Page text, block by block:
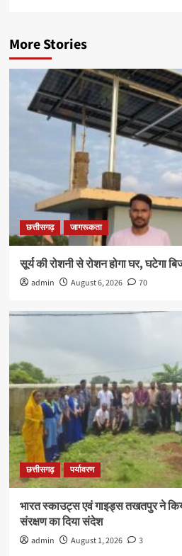
More Stories
छत्तीसगढ़ जागरूकता
सूर्य की रोशनी से रोशन होगा घर, घटेगा
admin August 6, 2026 70
छत्तीसगढ़ पर्यावरण
भारत स्काउट्स एवं गाइड्स तखतपुर ने
संरक्षण का दिया संदेश
admin August 1, 2026 3